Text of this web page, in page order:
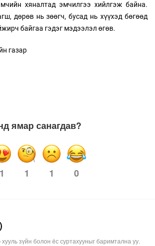
хяналтад эмчилгээ хийлгэж байна.
дөрөв нь зөөгч, бусад нь хүүхэд бөгөөд
байгаа гэдэг мэдээлэл өгөв.
газар
ямар санагдав?
1 1 1 0
хууль зүйн болон ёс суртахууныг баримтална уу.